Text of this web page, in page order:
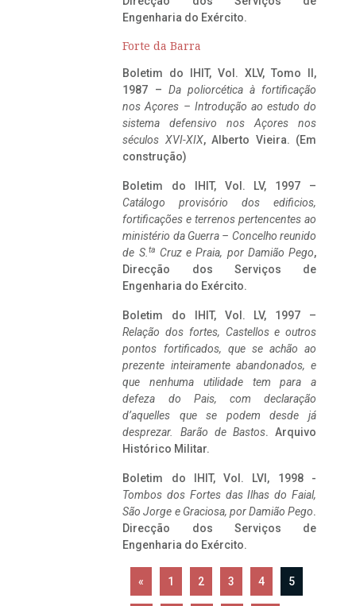
Engenharia do Exército.
Forte da Barra
Boletim do IHIT, Vol. XLV, Tomo II,
1987 – Da poliorcética à fortificação
nos Açores – Introdução ao estudo do
sistema defensivo nos Açores nos
séculos XVI-XIX, Alberto Vieira. (Em
construção)
Boletim do IHIT, Vol. LV, 1997 –
Catálogo provisório dos edificios,
fortificações e terrenos pertencentes ao
ministério da Guerra – Concelho reunido
de S. ta Cruz e Praia, por Damião Pego,
Direcção dos Serviços de
Engenharia do Exército.
Boletim do IHIT, Vol. LV, 1997 –
Relação dos fortes, Castellos e outros
pontos fortificados, que se achão ao
prezente inteiramente abandonados, e
que nenhuma utilidade tem para a
defeza do Pais, com declaração
d’aquelles que se podem desde já
desprezar. Barão de Bastos. Arquivo
Histórico Militar.
Boletim do IHIT, Vol. LVI, 1998 -
Tombos dos Fortes das Ilhas do Faial,
São Jorge e Graciosa, por Damião Pego.
Direcção dos Serviços de
Engenharia do Exército.
« 1 2 3 4 5